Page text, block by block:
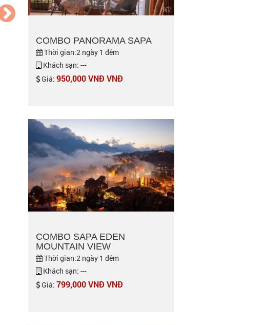
COMBO PANORAMA SAPA
Thời gian:2 ngày 1 đêm
Khách sạn: ---
Giá: 950,000 VNĐ VNĐ
COMBO SAPA EDEN
MOUNTAIN VIEW
Thời gian:2 ngày 1 đêm
Khách sạn: ---
Giá: 799,000 VNĐ VNĐ